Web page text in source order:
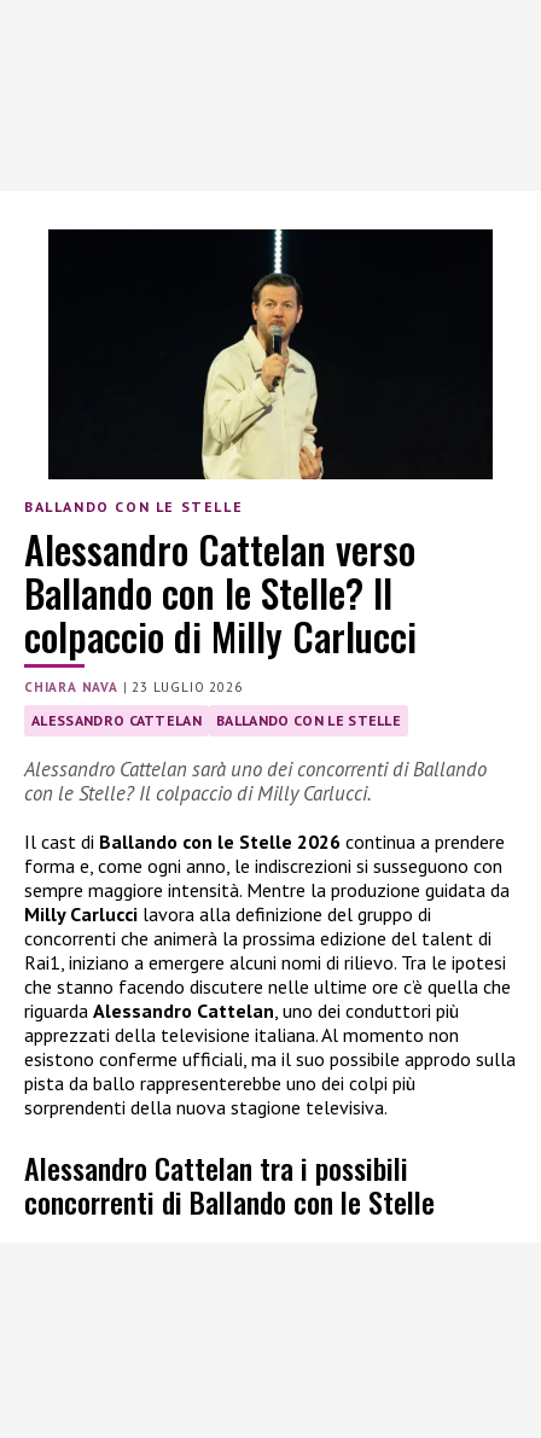
BALLANDO CON LE STELLE
Alessandro Cattelan verso
Ballando con le Stelle? Il
colpaccio di Milly Carlucci
CHIARA NAVA |23 LUGLIO 2026
ALESSANDRO CATTELAN BALLANDO CON LE STELLE
Alessandro Cattelan sarà uno dei concorrenti di Ballando
con le Stelle? Il colpaccio di Milly Carlucci.
Il cast di Ballando con le Stelle 2026 continua a prendere
forma e, come ogni anno, le indiscrezioni si susseguono con
sempre maggiore intensità. Mentre la produzione guidata da
Milly Carlucci lavora alla definizione del gruppo di
concorrenti che animerà la prossima edizione del talent di
Rai1, iniziano a emergere alcuni nomi di rilievo. Tra le ipotesi
che stanno facendo discutere nelle ultime ore c’è quella che
riguarda Alessandro Cattelan , uno dei conduttori più
apprezzati della televisione italiana. Al momento non
esistono conferme ufficiali, ma il suo possibile approdo sulla
pista da ballo rappresenterebbe uno dei colpi più
sorprendenti della nuova stagione televisiva.
Alessandro Cattelan tra i possibili
concorrenti di Ballando con le Stelle